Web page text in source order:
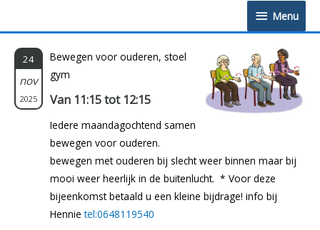
Menu
Menu
24
nov
2025
Bewegen voor ouderen, stoel
gym
Van 11:15 tot 12:15
Iedere maandagochtend samen
bewegen voor ouderen.
bewegen met ouderen bij slecht weer binnen maar bij
mooi weer heerlijk in de buitenlucht. * Voor deze
bijeenkomst betaald u een kleine bijdrage! info bij
Hennietel:0648119540